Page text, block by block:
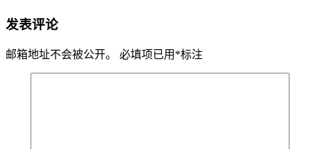
发表评论
邮箱地址不会被公开。 必填项已用 *标注